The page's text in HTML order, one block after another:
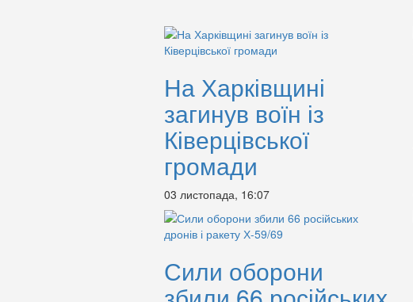
На Харківщині
загинув воїн із
Ківерцівської
громади
03 листопада, 16:07
Сили оборони